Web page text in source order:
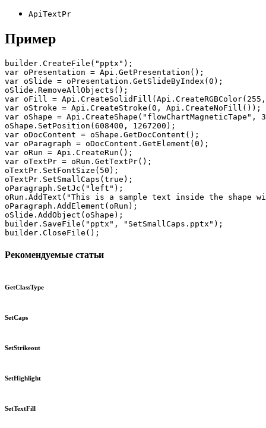
ApiTextPr
Пример
builder.CreateFile("pptx");
var oPresentation = Api.GetPresentation();
var oSlide = oPresentation.GetSlideByIndex(0);
oSlide.RemoveAllObjects();
var oFill =
var oStroke = Api.CreateStroke(0, Api.CreateNoFill());
var oShape =
oShape.SetPosition(608400, 1267200);
var oDocContent = oShape.GetDocContent();
var oParagraph = oDocContent.GetElement(0);
var oRun = Api.CreateRun();
var oTextPr = oRun.GetTextPr();
oTextPr.SetFontSize(50);
oTextPr.SetSmallCaps(true);
oParagraph.SetJc("left");
oRun.AddText("This is a sample text inside the
oParagraph.AddElement(oRun);
oSlide.AddObject(oShape);
builder.SaveFile("pptx", "SetSmallCaps.pptx");
builder.CloseFile();
Рекомендуемые статьи
GetClassType
SetCaps
SetStrikeout
SetHighlight
SetTextFill